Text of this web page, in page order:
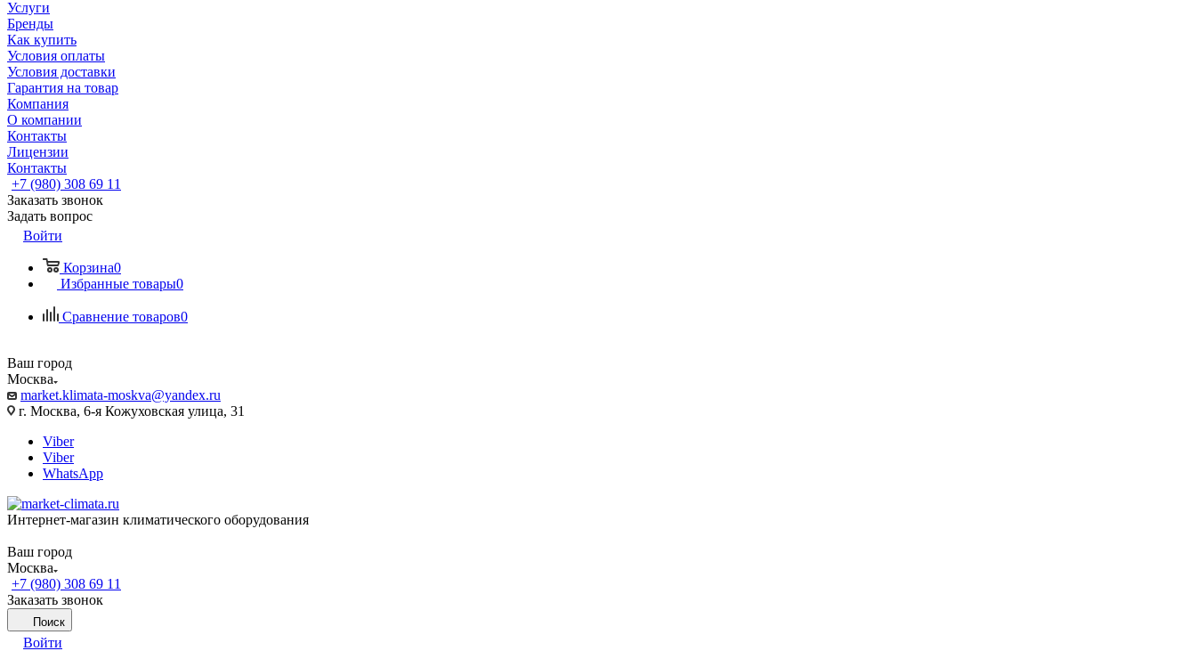
Услуги
Бренды
Как купить
Условия оплаты
Условия доставки
Гарантия на товар
Компания
О компании
Контакты
Лицензии
Контакты
+7 (980) 308 69 11
Заказать звонок
Задать вопрос
Войти
Корзина0
Избранные товары0
Сравнение товаров0
Ваш город
Москва
market.klimata-moskva@yandex.ru
г. Москва, 6-я Кожуховская улица, 31
Viber
Viber
WhatsApp
Интернет-магазин климатического оборудования
Ваш город
Москва
+7 (980) 308 69 11
Заказать звонок
Поиск
Войти